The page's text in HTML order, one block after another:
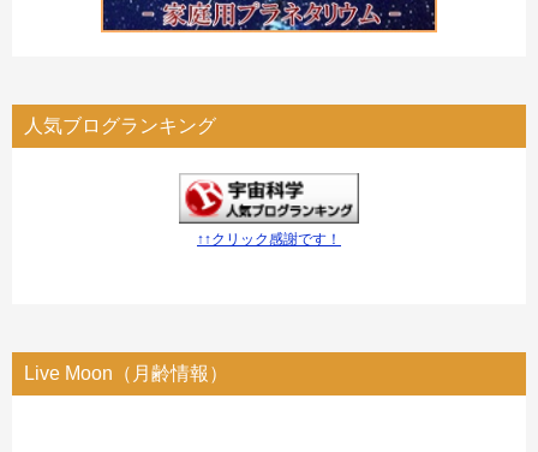
人気ブログランキング
↑↑クリック感謝です！
Live Moon（月齢情報）